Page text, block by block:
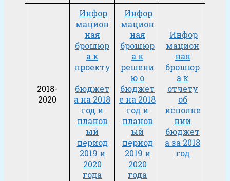
2018-
2020
Инфор
мацион
ная
брошюр
а к
проекту
бюджет
а на 2018
год и
планов
ый
период
2019 и
2020
года
Инфор
мацион
ная
брошюр
а к
решени
ю о
бюджет
е на 2018
год и
планов
ый
период
2019 и
2020
года
Инфор
мацион
ная
брошюр
а к
отчету
об
исполне
нии
бюджет
а за 2018
год